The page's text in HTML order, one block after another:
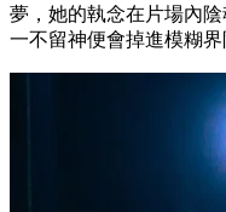
夢，她的執念在片場內
一不留神便會掉進模糊界